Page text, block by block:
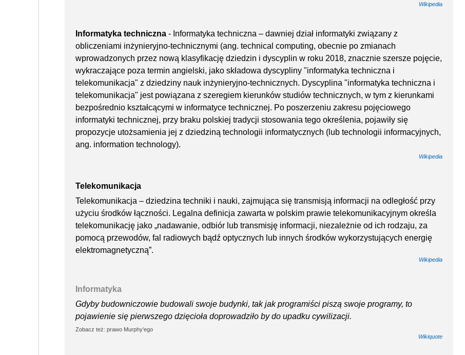
Wikipedia
Informatyka techniczna - Informatyka techniczna – dawniej dział informatyki związany z
obliczeniami inżynieryjno-technicznymi (ang. technical computing, obecnie po zmianach
wprowadzonych przez nową klasyfikację dziedzin i dyscyplin w roku 2018, znacznie szersze pojęcie,
wykraczające poza termin angielski, jako składowa dyscypliny "informatyka techniczna i
telekomunikacja" z dziedziny nauk inżynieryjno-technicznych. Dyscyplina "informatyka techniczna i
telekomunikacja" jest powiązana z szeregiem kierunków studiów technicznych, w tym z kierunkami
bezpośrednio kształcącymi w informatyce technicznej. Po poszerzeniu zakresu pojęciowego
informatyki technicznej, przy braku polskiej tradycji stosowania tego określenia, pojawiły się
propozycje utożsamienia jej z dziedziną technologii informatycznych (lub technologii informacyjnych,
ang. information technology).
Wikipedia
Telekomunikacja
Telekomunikacja – dziedzina techniki i nauki, zajmująca się transmisją informacji na odległość przy
użyciu środków łączności. Legalna definicja zawarta w polskim prawie telekomunikacyjnym określa
telekomunikację jako „nadawanie, odbiór lub transmisję informacji, niezależnie od ich rodzaju, za
pomocą przewodów, fal radiowych bądź optycznych lub innych środków wykorzystujących energię
elektromagnetyczną”.
Wikipedia
Informatyka
Gdyby budowniczowie budowali swoje budynki, tak jak programiści piszą swoje programy, to
pojawienie się pierwszego dzięcioła doprowadziło by do upadku cywilizacji.
Zobacz też: prawo Murphy'ego
Wikiquote